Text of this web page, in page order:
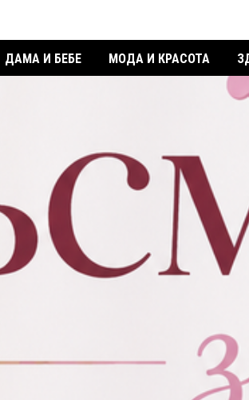
ДАМА И БЕБЕ МОДА И КРАСОТА